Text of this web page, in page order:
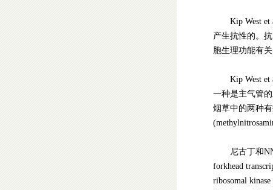
Kip West et
产生抗性的。
胞生理功能有
Kip West et
一种是主气管
烟草中的两种
尼古丁和
forkhead
ribosomal